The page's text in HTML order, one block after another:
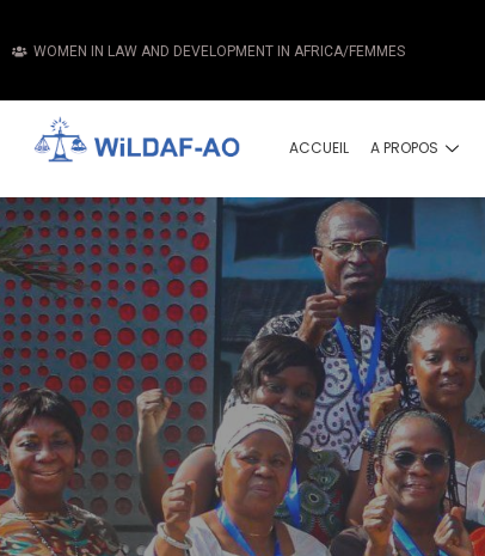
WOMEN IN LAW AND DEVELOPMENT IN AFRICA/FEMMES
ACCUEIL A PROPOS